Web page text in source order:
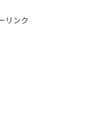
リンク